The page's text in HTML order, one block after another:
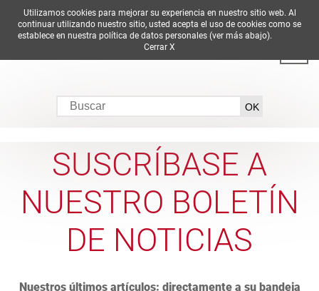
DE EN ES FR
SUSCRÍBASE A
NUESTRO BOLETÍN
DE NOTICIAS
Nuestros últimos artículos: directamente a su bandeja
Utilizamos cookies para mejorar su experiencia en nuestro sitio web. Al
continuar utilizando nuestro sitio, usted acepta el uso de cookies como se
establece en nuestra política de datos personales (ver más abajo).
Cerrar X